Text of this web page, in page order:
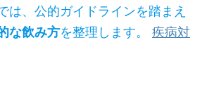
は、公的ガイドラインを踏まえ
な飲み方を整理します。 疾病対